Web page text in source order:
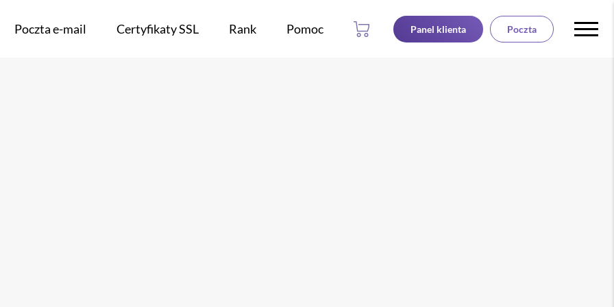
Poczta e-mail Certyfikaty SSL Rank Pomoc Panel klienta Poczta